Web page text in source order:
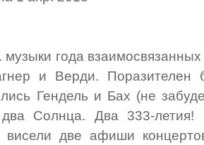
музыки года
и Верди. Поразителен
Гендель и Бах (не
Солнца. Два 333-
висели две афиши